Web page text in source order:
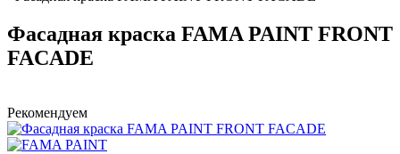
Фасадная краска FAMA PAINT FRONT
FACADE
Рекомендуем